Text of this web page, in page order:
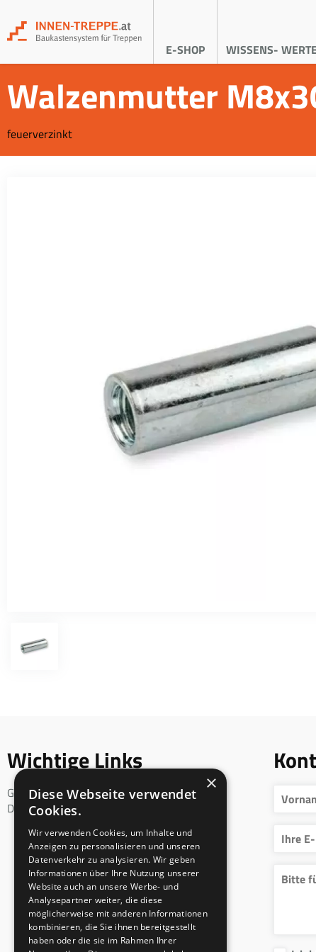
E-SHOP WISSENS-
Walzenmutter
feuerverzinkt
Wichtige Links
Geschäftsbedingungen
DSGVO
×
Diese Webseite verwendet
Cookies.
Wir verwenden Cookies, um Inhalte und
Anzeigen zu personalisieren und unseren
Datenverkehr zu analysieren. Wir geben
Informationen über Ihre Nutzung unserer
Website auch an unsere Werbe- und
Analysepartner weiter, die diese
möglicherweise mit anderen Informationen
kombinieren, die Sie ihnen bereitgestellt
haben oder die sie im Rahmen Ihrer